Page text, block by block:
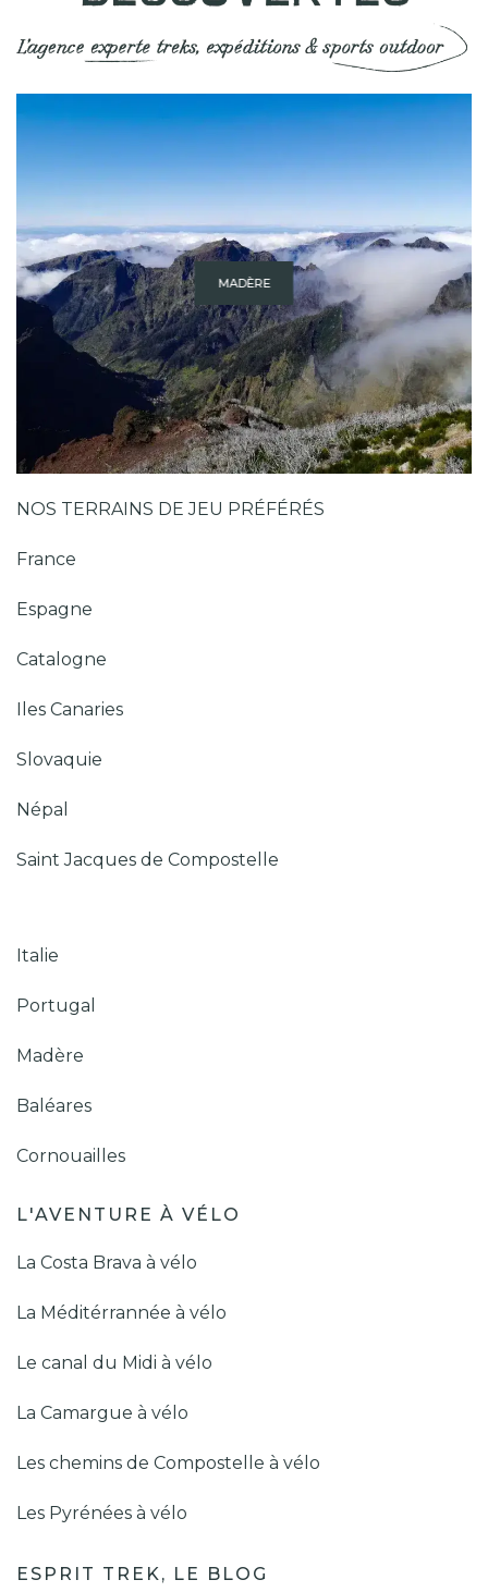
MADÈRE
NOS TERRAINS DE JEU PRÉFÉRÉS
France
Espagne
Catalogne
Iles Canaries
Slovaquie
Népal
Saint Jacques de Compostelle
Italie
Portugal
Madère
Baléares
Cornouailles
L'AVENTURE À VÉLO
La Costa Brava à vélo
La Méditérrannée à vélo
Le canal du Midi à vélo
La Camargue à vélo
Les chemins de Compostelle à vélo
Les Pyrénées à vélo
ESPRIT TREK, LE BLOG